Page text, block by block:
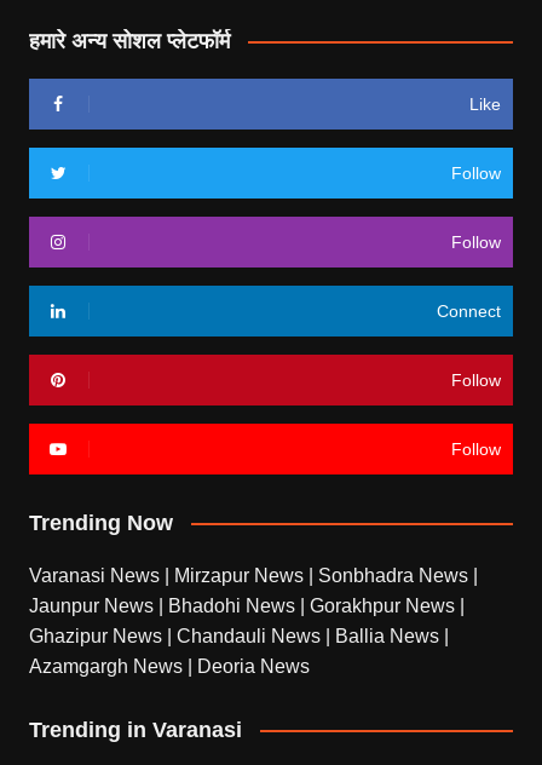
हमारे अन्य सोशल प्लेटफॉर्म
Like
Follow
Follow
Connect
Follow
Follow
Trending Now
Varanasi News Mirzapur News Sonbhadra News
Jaunpur News
Bhadohi News Gorakhpur News
Ghazipur News
Chandauli News Ballia News
Azamgargh News
Deoria News
Trending in Varanasi